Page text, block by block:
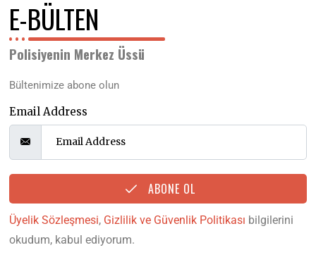
E-BÜLTEN
Polisiyenin Merkez Üssü
Bültenimize abone olun
Email Address
ABONE OL
Üyelik Sözleşmesi, Gizlilik ve Güvenlik Politikası bilgilerini
okudum, kabul ediyorum.